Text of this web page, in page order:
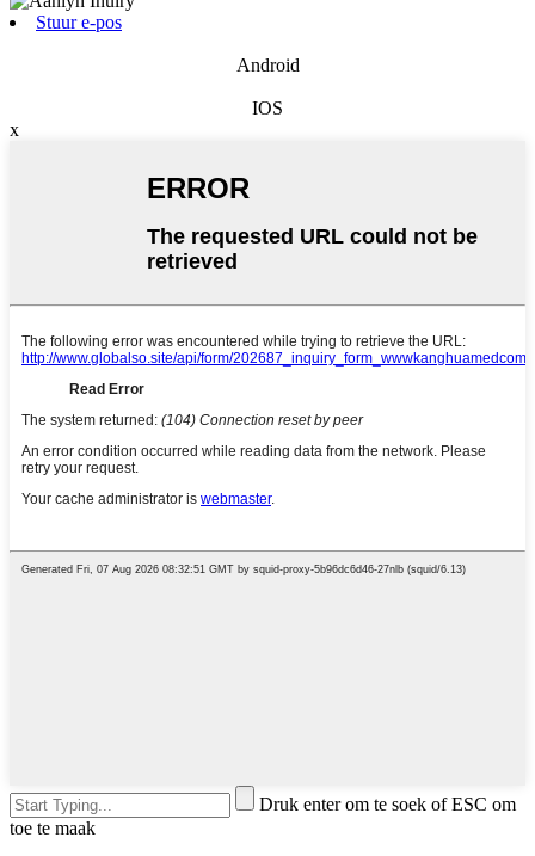
Stuur e-pos
Android
IOS
x
Druk enter om te soek of ESC om
toe te maak